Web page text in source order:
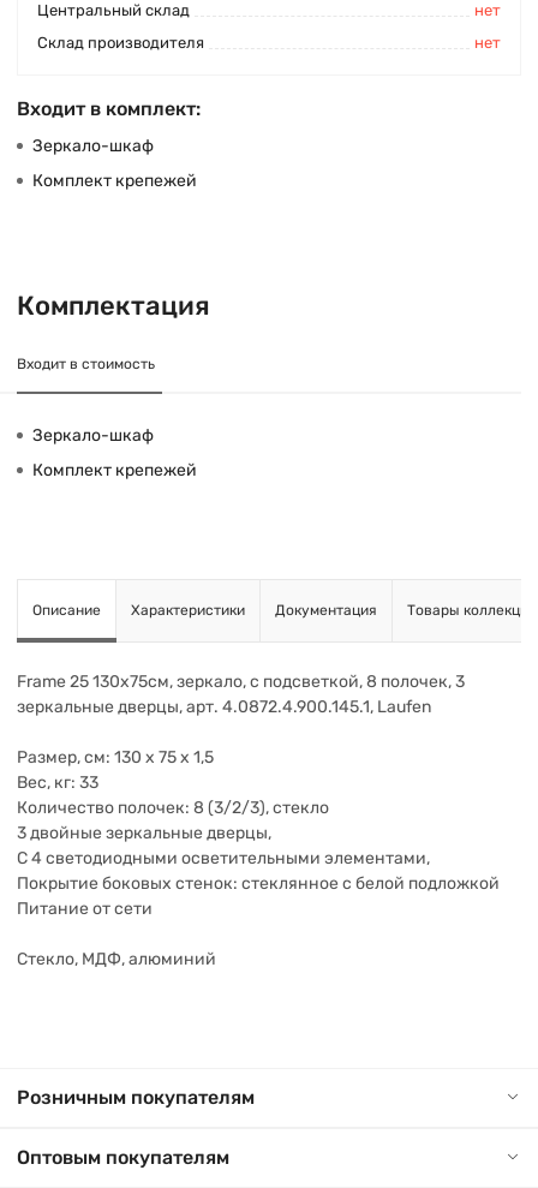
Центральный склад
нет
Склад производителя
нет
Входит в комплект:
Зеркало-шкаф
Комплект крепежей
Комплектация
Входит в стоимость
Зеркало-шкаф
Комплект крепежей
Описание Характеристики Документация Товары коллекции
Frame 25 130х75см, зеркало, с подсветкой, 8 полочек, 3
зеркальные дверцы, арт. 4.0872.4.900.145.1, Laufen
Размер, см: 130 x 75 x 1,5
Вес, кг: 33
Количество полочек: 8 (3/2/3), стекло
3 двойные зеркальные дверцы,
С 4 светодиодными осветительными элементами,
Покрытие боковых стенок: стеклянное с белой подложкой
Питание от сети
Стекло, МДФ, алюминий
Розничным покупателям
Оптовым покупателям